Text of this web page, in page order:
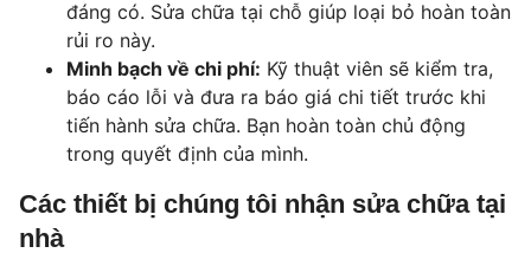
đáng có. Sửa chữa tại chỗ giúp loại bỏ hoàn toàn
rủi ro này.
Minh bạch về chi phí: Kỹ thuật viên sẽ kiểm tra,
báo cáo lỗi và đưa ra báo giá chi tiết trước khi
tiến hành sửa chữa. Bạn hoàn toàn chủ động
trong quyết định của mình.
Các thiết bị chúng tôi nhận sửa chữa tại
nhà